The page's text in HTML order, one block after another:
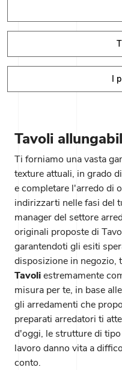
I
Tavoli
Ti forniamo una vasta
texture attuali, in grado
e completare l'arredo di
indirizzarti nelle fasi del
manager del settore
originali proposte di
garantendoti gli esiti
disposizione in negozio,
Tavoliestremamente
misura per te, in base
gli arredamenti che
preparati arredatori ti
d'oggi, le strutture di
lavoro danno vita a
conto.